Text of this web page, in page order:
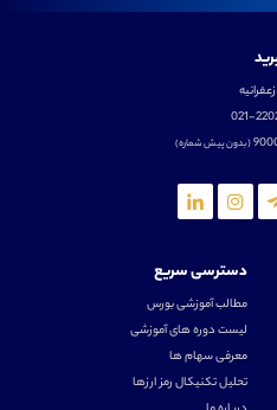
021-
(بدون پیش شماره)
دسترسی سریع
مطالب آموزشی بورس
لیست دوره های آموزشی
معرفی سهام ها
تحلیل تکنیکال رمز ارزها